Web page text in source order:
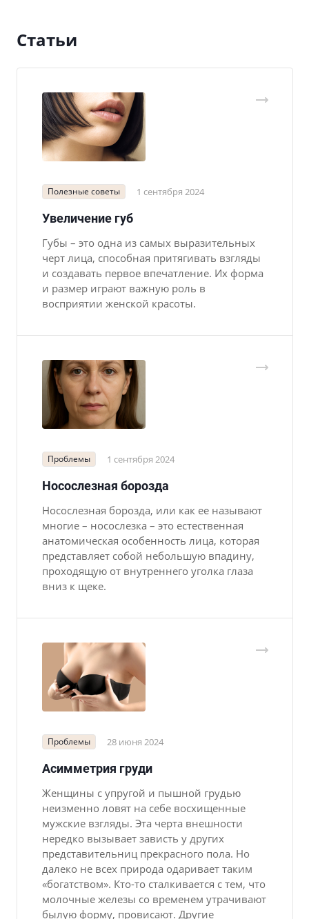
Статьи
Полезные советы 1 сентября 2024
Увеличение губ
Губы – это одна из самых выразительных
черт лица, способная притягивать взгляды
и создавать первое впечатление. Их форма
и размер играют важную роль в
восприятии женской красоты.
Проблемы 1 сентября 2024
Носослезная борозда
Носослезная борозда, или как ее называют
многие – носослезка – это естественная
анатомическая особенность лица, которая
представляет собой небольшую впадину,
проходящую от внутреннего уголка глаза
вниз к щеке.
Проблемы 28 июня 2024
Асимметрия груди
Женщины с упругой и пышной грудью
неизменно ловят на себе восхищенные
мужские взгляды. Эта черта внешности
нередко вызывает зависть у других
представительниц прекрасного пола. Но
далеко не всех природа одаривает таким
«богатством». Кто-то сталкивается с тем, что
молочные железы со временем утрачивают
былую форму, провисают. Другие